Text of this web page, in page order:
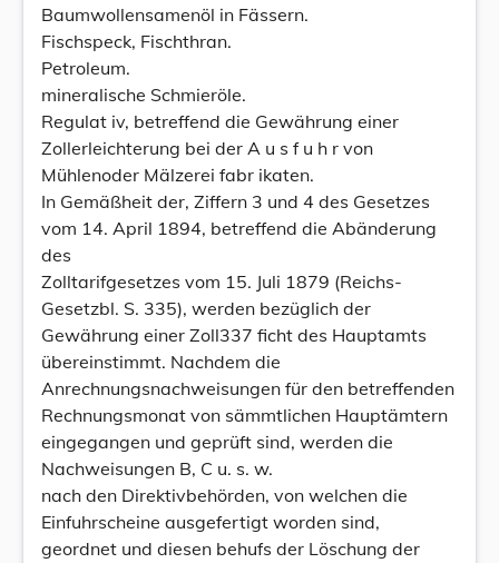
Baumwollensamenöl in Fässern.
Fischspeck, Fischthran.
Petroleum.
mineralische Schmieröle.
Regulat iv, betreffend die Gewährung einer
Zollerleichterung bei der A u s f u h r von
Mühlenoder Mälzerei fabr ikaten.
In Gemäßheit der, Ziffern 3 und 4 des Gesetzes
vom 14. April 1894, betreffend die Abänderung
des
Zolltarifgesetzes vom 15. Juli 1879 (Reichs-
Gesetzbl. S. 335), werden bezüglich der
Gewährung einer Zoll337 ficht des Hauptamts
übereinstimmt. Nachdem die
Anrechnungsnachweisungen für den betreffenden
Rechnungsmonat von sämmtlichen Hauptämtern
eingegangen und geprüft sind, werden die
Nachweisungen B, C u. s. w.
nach den Direktivbehörden, von welchen die
Einfuhrscheine ausgefertigt worden sind,
geordnet und diesen behufs der Löschung der